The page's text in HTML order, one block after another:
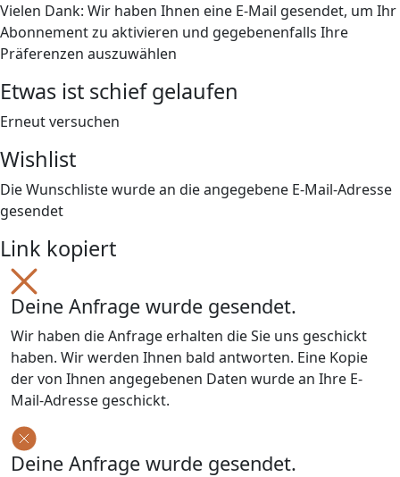
Vielen Dank: Wir haben Ihnen eine E-Mail gesendet, um Ihr
Abonnement zu aktivieren und gegebenenfalls Ihre
Präferenzen auszuwählen
Etwas ist schief gelaufen
Erneut versuchen
Wishlist
Die Wunschliste wurde an die angegebene E-Mail-Adresse
gesendet
Link kopiert
Deine Anfrage wurde gesendet.
Wir haben die Anfrage erhalten die Sie uns geschickt
haben. Wir werden Ihnen bald antworten. Eine Kopie
der von Ihnen angegebenen Daten wurde an Ihre E-
Mail-Adresse geschickt.
Deine Anfrage wurde gesendet.